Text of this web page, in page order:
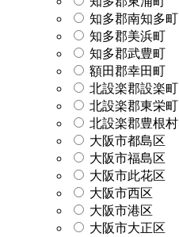
知多郡南知多町
知多郡美浜町
知多郡武豊町
額田郡幸田町
北設楽郡設楽町
北設楽郡東栄町
北設楽郡豊根村
大阪市都島区
大阪市福島区
大阪市此花区
大阪市西区
大阪市港区
大阪市大正区